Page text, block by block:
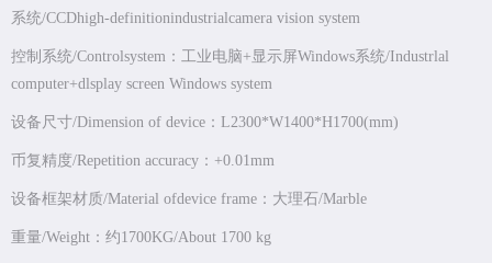
系统/CCDhigh-definitionindustrialcamera vision system
控制系统/Controlsystem：工业电脑+显示屏Windows系统/Industrlal
computer+dlsplay screen Windows system
设备尺寸/Dimension of device：L2300*W1400*H1700(mm)
币复精度/Repetition accuracy：+0.01mm
设备框架材质/Material ofdevice frame：大理石/Marble
重量/Weight：约1700KG/About 1700 kg